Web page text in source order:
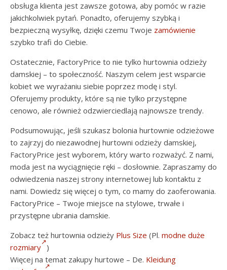
obsługa klienta jest zawsze gotowa, aby pomóc w razie
jakichkolwiek pytań. Ponadto, oferujemy szybką i
bezpieczną wysyłkę, dzięki czemu Twoje zamówienie
szybko trafi do Ciebie.
Ostatecznie, FactoryPrice to nie tylko hurtownia odzieży
damskiej – to społeczność. Naszym celem jest wsparcie
kobiet we wyrażaniu siebie poprzez modę i styl.
Oferujemy produkty, które są nie tylko przystępne
cenowo, ale również odzwierciedlają najnowsze trendy.
Podsumowując, jeśli szukasz bolonia hurtownie odzieżowe
to zajrzyj do niezawodnej hurtowni odzieży damskiej,
FactoryPrice jest wyborem, który warto rozważyć. Z nami,
moda jest na wyciągnięcie ręki – dosłownie. Zapraszamy do
odwiedzenia naszej strony internetowej lub kontaktu z
nami. Dowiedz się więcej o tym, co mamy do zaoferowania.
FactoryPrice – Twoje miejsce na stylowe, trwałe i
przystępne ubrania damskie.
Zobacz też hurtownia odzieży Plus Size (Pl. modne duże
rozmiary )
Więcej na temat zakupy hurtowe – De. Kleidung